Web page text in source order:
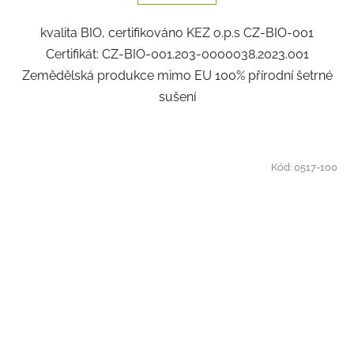
hvězdiček.
kvalita BIO, certifikováno KEZ o.p.s CZ-BIO-001
Certifikát: CZ-BIO-001.203-0000038.2023.001
Zemědělská produkce mimo EU 100% přírodní šetrné
sušení
Kód:0517-100